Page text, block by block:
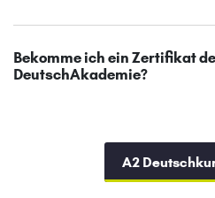
Bekomme ich ein Zertifikat
DeutschAkademie?
A2